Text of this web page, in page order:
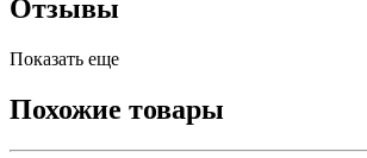
Отзывы
Показать еще
Похожие товары